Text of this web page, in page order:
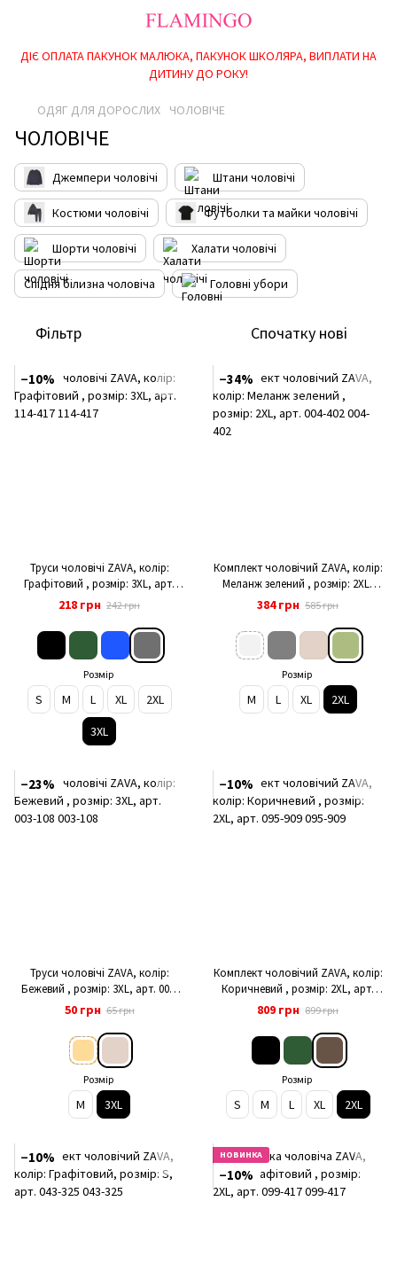
ДІЄ ОПЛАТА ПАКУНОК МАЛЮКА, ПАКУНОК ШКОЛЯРА, ВИПЛАТИ НА
ДИТИНУ ДО РОКУ!
ОДЯГ ДЛЯ ДОРОСЛИХ ЧОЛОВІЧЕ
ЧОЛОВІЧЕ
Джемпери чоловічі Штани чоловічі
Костюми чоловічі Футболки та майки чоловічі
Шорти чоловічі Халати чоловічі
Спідня білизна чоловіча Головні убори
Фільтр Спочатку нові
−10%
Труси чоловічі ZAVA, колір:
Графітовий , розмір: 3XL, арт.
114-417
218 грн 242 грн
Розмір
S M L XL
2XL
3XL
−34%
Комплект чоловічий ZAVA, колір:
Меланж зелений , розмір: 2XL,
арт. 004-402
384 грн 585 грн
Розмір
M L XL 2XL
−23%
Труси чоловічі ZAVA, колір:
Бежевий , розмір: 3XL, арт. 003-
108
50 грн 65 грн
Розмір
M 3XL
−10%
Комплект чоловічий ZAVA, колір:
Коричневий , розмір: 2XL, арт.
095-909
809 грн 899 грн
Розмір
S M L XL 2XL
−10% НОВИНКА
−10%